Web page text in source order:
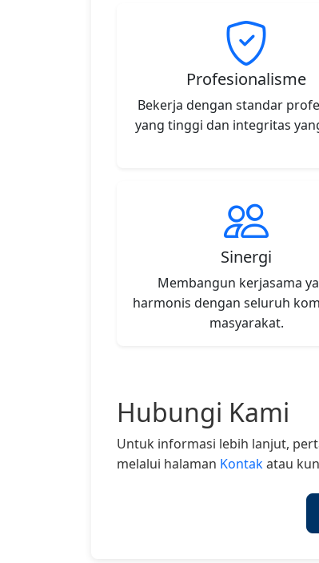
Profesionalisme
Bekerja dengan standar
yang tinggi dan integritas
Sinergi
Membangun kerjasama
harmonis dengan seluruh
masyarakat.
Hubungi Kami
Untuk informasi lebih lanjut,
melalui halaman Kontakatau